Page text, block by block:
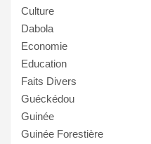
Culture
Dabola
Economie
Education
Faits Divers
Guéckédou
Guinée
Guinée Forestière